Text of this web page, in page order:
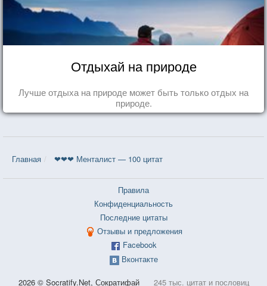
Отдыхай на природе
Лучше отдыха на природе может быть только отдых на
природе.
Главная ❤❤❤ Менталист — 100 цитат
Правила
Конфиденциальность
Последние цитаты
Отзывы и предложения
Facebook
Вконтакте
2026 © Socratify.Net, Сократифай 245 тыс. цитат и пословиц